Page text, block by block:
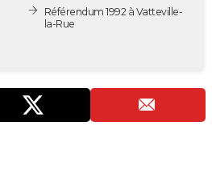
Référendum 1992 à Vatteville-
la-Rue